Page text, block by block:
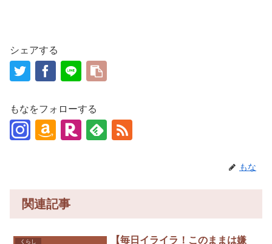
シェアする
もなをフォローする
もな
関連記事
くらし
【毎日イライラ！このままは嫌